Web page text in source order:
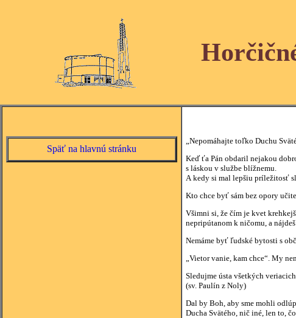
Späť na hlavnú stránku
„Nepomáhajte toľko Duchu
Keď ťa Pán obdaril nejakou
s láskou v službe blížnemu.
A kedy si mal lepšiu príležitosť
Kto chce byť sám bez opory
Všimni si, že čím je kvet
nepripútanom k ničomu, a
Nemáme byť ľudské bytosti s
„Vietor vanie, kam chce“. My
Sledujme ústa všetkých
(sv. Paulín z Noly)
Dal by Boh, aby sme mohli
Ducha Svätého, nič iné, len to,